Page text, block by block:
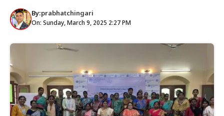
By:prabhatchingari
On: Sunday, March 9, 2025 2:27 PM